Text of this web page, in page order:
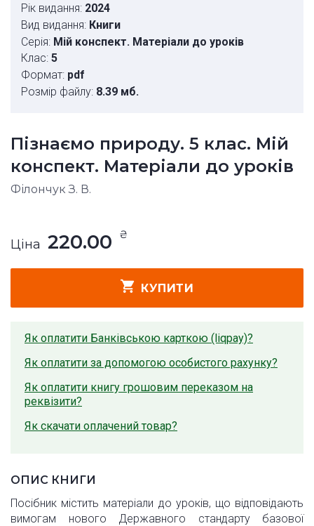
Рік видання: 2024
Вид видання: Книги
Серія: Мій конспект. Матеріали до уроків
Клас: 5
Формат: pdf
Розмір файлу: 8.39 мб.
Пізнаємо природу. 5 клас. Мій
конспект. Матеріали до уроків
Філончук З. В.
Ціна 220.00 ₴
КУПИТИ
Як оплатити Банківською карткою (liqpay)?
Як оплатити за допомогою особистого рахунку?
Як оплатити книгу грошовим переказом на
реквізити?
Як скачати оплачений товар?
ОПИС КНИГИ
Посібник містить матеріали до уроків, що відповідають
вимогам нового Державного стандарту базової